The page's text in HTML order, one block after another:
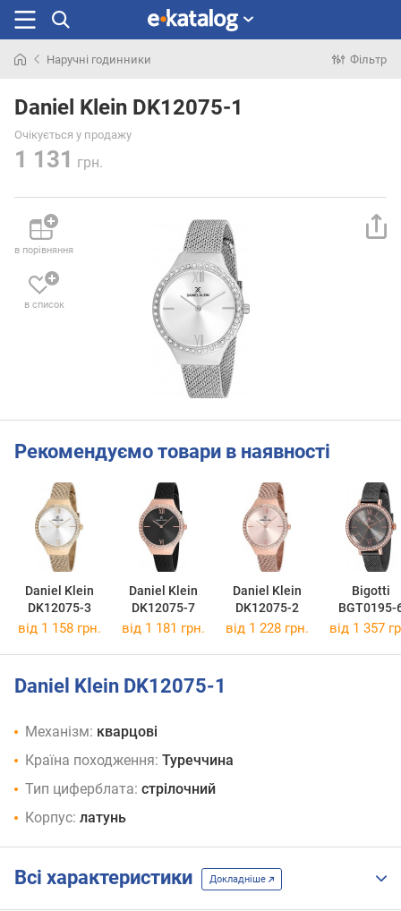
раніше
Наручні годинники Фільтр
Daniel Klein DK12075-1
Очікується у продажу
1 131 грн.
в порівняння
в список
Рекомендуємо товари в наявності
Daniel Klein
DK12075-3
Daniel Klein
DK12075-7
Daniel Klein
DK12075-2
Bigotti
BGT0195-
від 1 158 грн. від 1 181 грн. від 1 228 грн. від 1 357
Daniel Klein DK12075-1
Механізм: кварцові
Країна походження: Туреччина
Тип циферблата: стрілочний
Корпус: латунь
Всі характеристики Докладніше